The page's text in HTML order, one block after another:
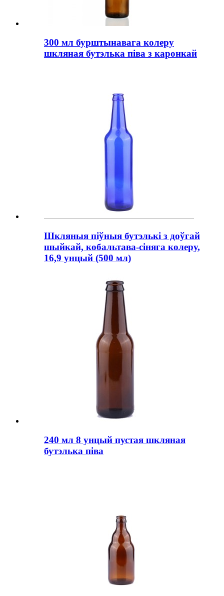
300 мл бурштынавага колеру
шкляная бутэлька піва з каронкай
Шкляныя піўныя бутэлькі з доўгай
шыйкай, кобальтава-сіняга колеру,
16,9 унцый (500 мл)
240 мл 8 унцый пустая шкляная
бутэлька піва